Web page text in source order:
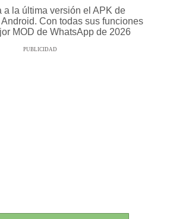
a la última versión el APK de
Con todas sus funciones
MOD de WhatsApp de 2026
PUBLICIDAD